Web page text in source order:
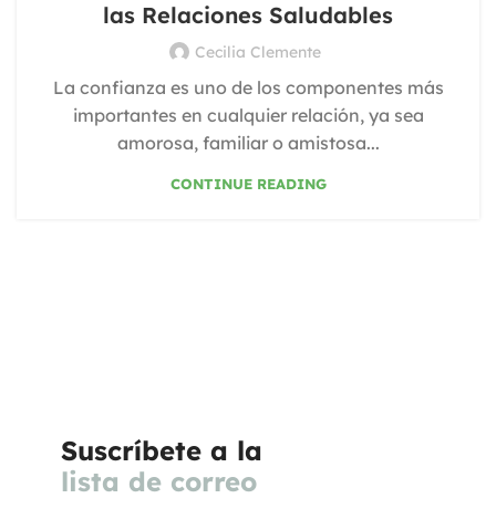
las Relaciones Saludables
Cecilia Clemente
La confianza es uno de los componentes más
importantes en cualquier relación, ya sea
amorosa, familiar o amistosa...
CONTINUE READING
Suscríbete a la
lista de correo